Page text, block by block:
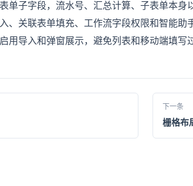
单子字段，流水号、汇总计算、子表单本
、关联表单填充、工作流字段权限和智能
用导入和弹窗展示，避免列表和移动端填写
下一条
栅格布